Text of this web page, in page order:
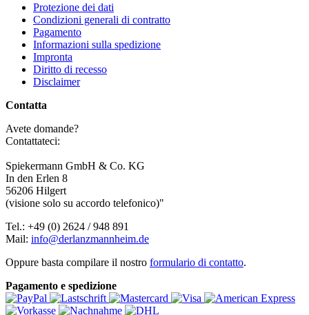
Protezione dei dati
Condizioni generali di contratto
Pagamento
Informazioni sulla spedizione
Impronta
Diritto di recesso
Disclaimer
Contatta
Avete domande?
Contattateci:
Spiekermann GmbH & Co. KG
In den Erlen 8
56206 Hilgert
(visione solo su accordo telefonico)"
Tel.: +49 (0) 2624 / 948 891
Mail: info@derlanzmannheim.de
Oppure basta compilare il nostro formulario di contatto.
Pagamento e spedizione